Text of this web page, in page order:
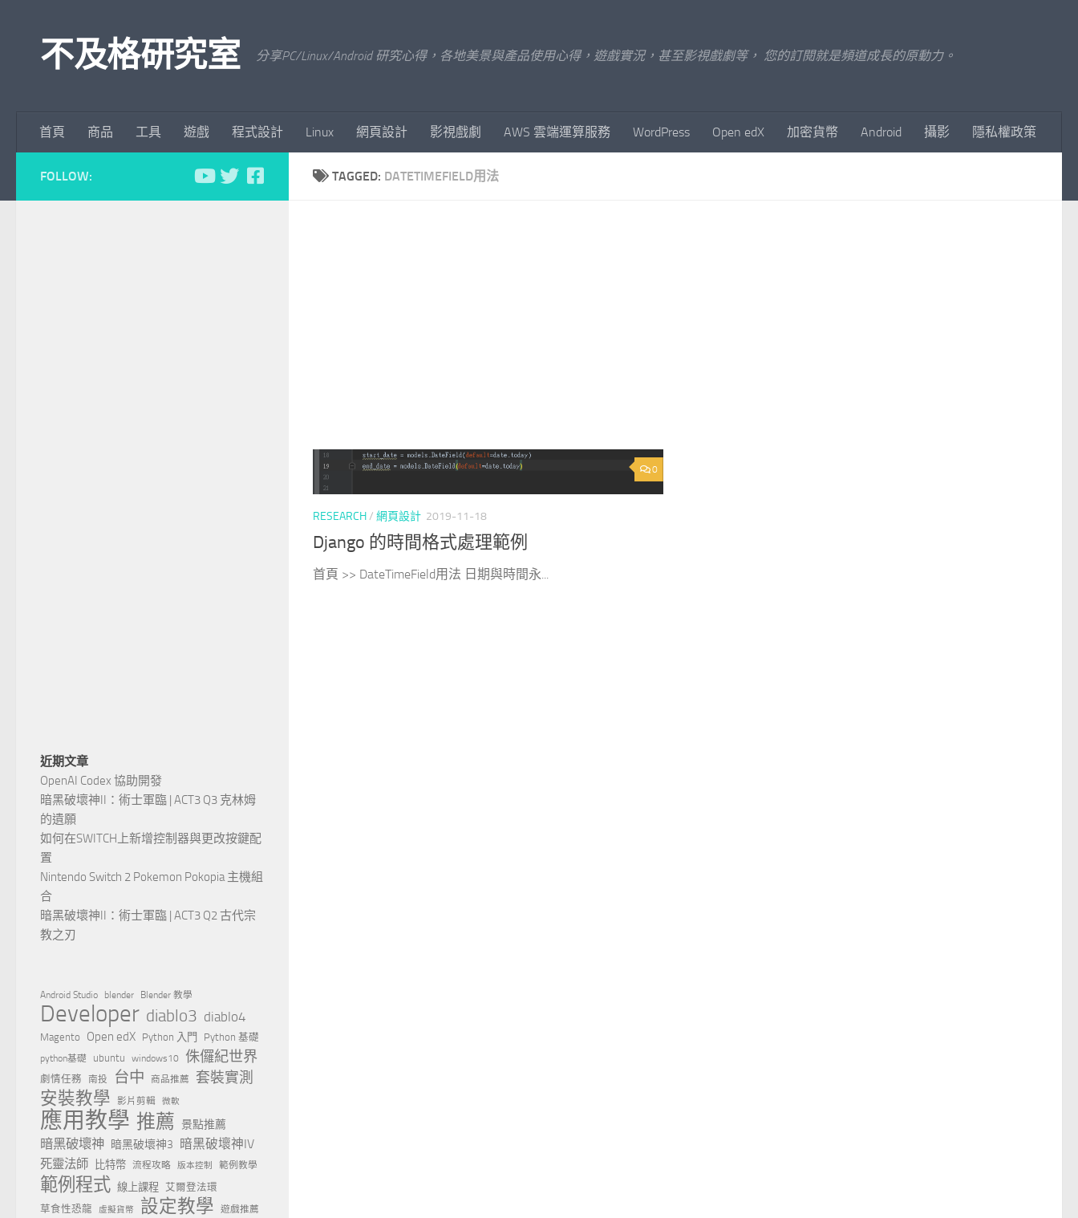
不及格研究室 分享PC/Linux/Android 研究心得，各地美景與產品使用心得，遊戲實況，甚至影視戲劇等， 您的訂閱就是頻道成長的原動力。
首頁 商品 工具 遊戲 程式設計 Linux 網頁設計 影視戲劇 AWS 雲端運算服務 WordPress Open edX 加密貨幣 Android 攝影 隱私權政策
TAGGED: DATETIMEFIELD用法
0
RESEARCH/ 網頁設計 2019-11-18
Django 的時間格式處理範例
首頁 >> DateTimeField用法 日期與時間永...
FOLLOW:
近期文章
OpenAI Codex 協助開發
暗黑破壞神II：術士軍臨 | ACT3 Q3 克林姆
的遺願
如何在SWITCH上新增控制器與更改按鍵配
置
Nintendo Switch 2 Pokemon Pokopia 主機組
合
暗黑破壞神II：術士軍臨 | ACT3 Q2 古代宗
教之刃
Android Studio blender Blender 教學
Developer diablo3 diablo4
Magento Open edX Python 入門 Python 基礎
python基礎 ubuntu windows10 侏儸紀世界
劇情任務 南投 台中 商品推薦 套裝實測
安裝教學 影片剪輯 微軟
應用教學 推薦 景點推薦
暗黑破壞神 暗黑破壞神3 暗黑破壞神IV
死靈法師 比特幣 流程攻略 版本控制 範例教學
範例程式 線上課程
艾爾登法環
草食性恐龍
虛擬貨幣 設定教學 遊戲推薦